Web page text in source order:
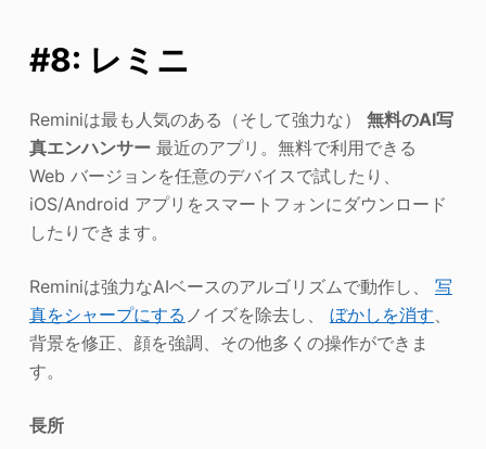
#8: レミニ
Reminiは最も人気のある（そして強力な） 無料のAI写
真エンハンサー最近のアプリ。無料で利用できる
Web バージョンを任意のデバイスで試したり、
iOS/Android アプリをスマートフォンにダウンロード
したりできます。
Reminiは強力なAIベースのアルゴリズムで動作し、 写
真をシャープにする ノイズを除去し、 ぼかしを消す
背景を修正、顔を強調、その他多くの操作ができま
す。
長所